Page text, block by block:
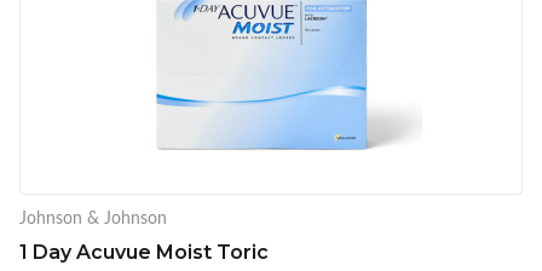
Johnson & Johnson
1 Day Acuvue Moist Toric